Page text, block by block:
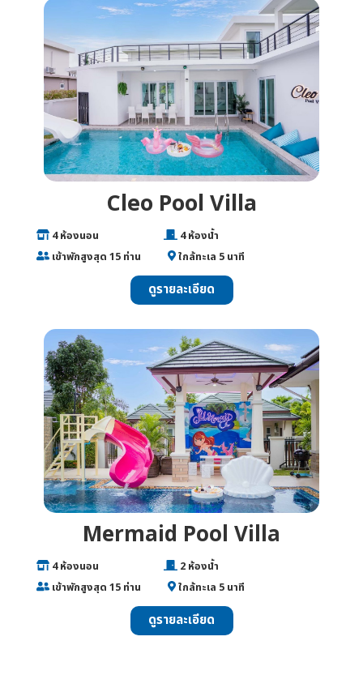
Cleo Pool Villa
4 ห้องนอน ________________
4 ห้องน้ำ
เข้าพักสูงสุด 15 ท่าน ______ ใกล้ทะเล 5 นาที
ดูรายละเอียด
Mermaid Pool Villa
4 ห้องนอน ________________
2 ห้องน้ำ
เข้าพักสูงสุด 15 ท่าน ______ ใกล้ทะเล 5 นาที
ดูรายละเอียด